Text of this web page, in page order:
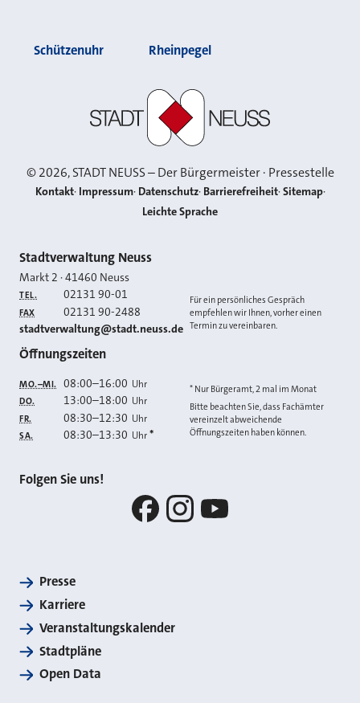
Schützenuhr Rheinpegel
©2026, STADT NEUSS – Der Bürgermeister · Pressestelle
Kontakt Impressum Datenschutz Barrierefreiheit Sitemap
Leichte Sprache
Kontakt
Stadtverwaltung Neuss
Markt 2 ·41460 Neuss
TEL. 02131 90-01
FAX 02131 90-2488
E-MAIL
stadtverwaltung@stadt.neuss.de
Für ein persönliches Gespräch
empfehlen wir Ihnen, vorher einen
Termin zu vereinbaren.
Öffnungszeiten
MO.–MI. 08:00–16:00 Uhr
DO. 13:00–18:00 Uhr
FR. 08:30–12:30 Uhr
SA. 08:30–13:30 Uhr *
* Nur Bürgeramt, 2 mal im Monat
Bitte beachten Sie, dass Fachämter
vereinzelt abweichende
Öffnungszeiten haben können.
Folgen Sie uns!
Presse
Karriere
Veranstaltungskalender
Stadtpläne
Open Data